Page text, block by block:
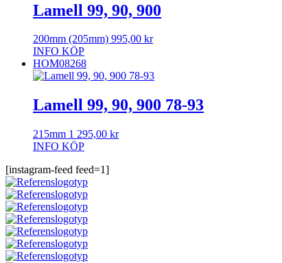
Lamell 99, 90, 900
200mm (205mm) 995,00 kr
INFO KÖP
HOM08268
Lamell 99, 90, 900 78-93
215mm 1 295,00 kr
INFO KÖP
[instagram-feed feed=1]